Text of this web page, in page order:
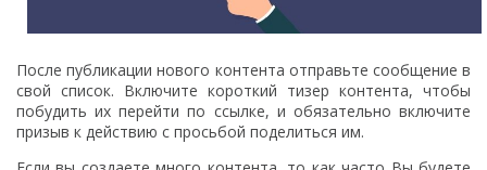
После публикации нового контента отправьте сообщение в
свой список. Включите короткий тизер контента, чтобы
побудить их перейти по ссылке, и обязательно включите
призыв к действию с просьбой поделиться им.